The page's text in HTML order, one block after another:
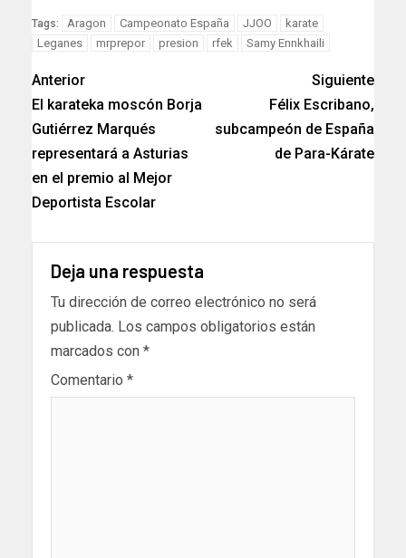
Link
Tags: Aragon Campeonato España JJOO
karate
Leganes
mrprepor presion rfek Samy Ennkhaili
Anterior
El karateka moscón Borja
Gutiérrez Marqués
representará a Asturias
en el premio al Mejor
Deportista Escolar
Siguiente
Félix Escribano,
subcampeón de España
de Para-Kárate
Deja una respuesta
Tu dirección de correo electrónico no será
publicada. Los campos obligatorios están
marcados con *
Comentario *